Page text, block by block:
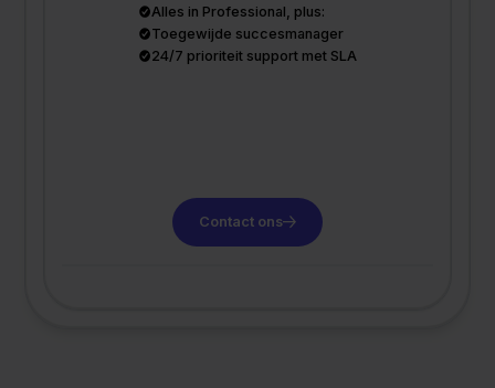
Alles in Professional, plus:
Toegewijde succesmanager
24/7 prioriteit support met SLA
Contact ons